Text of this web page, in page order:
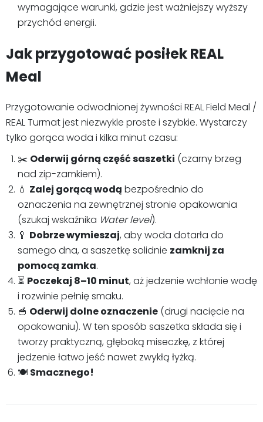
wymagające warunki, gdzie jest ważniejszy wyższy
przychód energii.
Jak przygotować posiłek REAL
Meal
Przygotowanie odwodnionej żywności REAL Field Meal /
REAL Turmat jest niezwykle proste i szybkie. Wystarczy
tylko gorąca woda i kilka minut czasu:
✂️ Oderwij górną część saszetki (czarny brzeg
nad zip-zamkiem).
💧 Zalej gorącą wodą bezpośrednio do
oznaczenia na zewnętrznej stronie opakowania
(szukaj wskaźnika Water level).
🥄 Dobrze wymieszaj, aby woda dotarła do
samego dna, a saszetkę solidnie zamknij za
pomocą zamka.
⏳ Poczekaj 8–10 minut, aż jedzenie wchłonie wodę
i rozwinie pełnię smaku.
🥣 Oderwij dolne oznaczenie (drugi nacięcie na
opakowaniu). W ten sposób saszetka składa się i
tworzy praktyczną, głęboką miseczkę, z której
jedzenie łatwo jeść nawet zwykłą łyżką.
🍽️ Smacznego!